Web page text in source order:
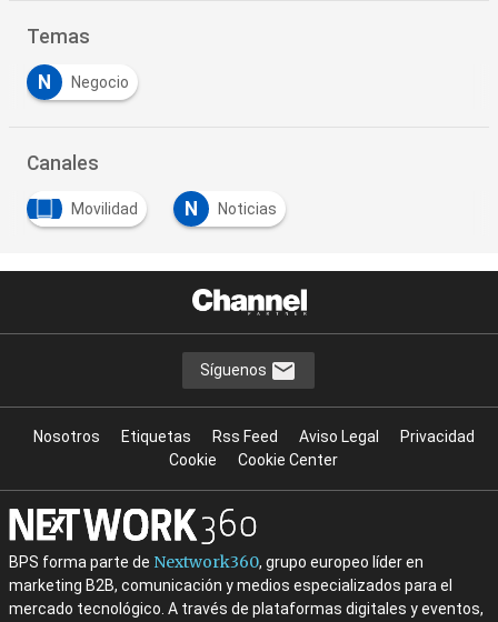
Temas
N Negocio
Canales
Movilidad N Noticias
Síguenos
Nosotros Etiquetas Rss Feed Aviso Legal
Privacidad
Cookie
Cookie Center
BPS forma parte de Nextwork360, grupo europeo líder en
marketing B2B, comunicación y medios especializados para el
mercado tecnológico. A través de plataformas digitales y eventos,